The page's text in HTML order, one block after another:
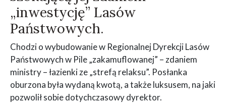
„inwestycję” Lasów
Państwowych.
Chodzi o wybudowanie w Regionalnej Dyrekcji Lasów
Państwowych w Pile „zakamuflowanej” – zdaniem
ministry – łazienki ze „strefą relaksu”. Posłanka
oburzona była wydaną kwotą, a także luksusem, na jaki
pozwolił sobie dotychczasowy dyrektor.